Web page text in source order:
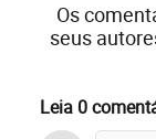
Os
seus
Leia 0